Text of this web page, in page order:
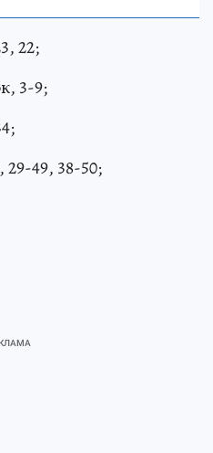
22;
3-9;
49, 38-50;